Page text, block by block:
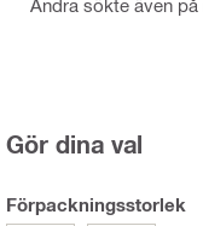
Andra sökte även på
Gör dina val
Förpackningsstorlek